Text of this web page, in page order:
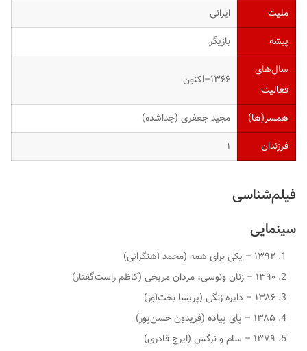
ملیت
ایرانی
پیشه
بازیگر
سال‌های
فعالیت
۱۳۶۶–اکنون
همسر(ها) مجید جعفری (جداشده)
فرزندان
۱
فیلم‌شناسی
سینمایی
۱۳۹۲ – یکی برای همه (محمد آهنگرانی)
۱۳۹۰ – زنان ونوسی، مردان مریخی (کاظم راست‌گفتار)
۱۳۸۶ – دایره زنگی (پریسا بخت‌آور)
۱۳۸۵ – پای پیاده (فریدون حسن‌پور)
۱۳۷۹ – سام و نرگس (ایرج قادری)